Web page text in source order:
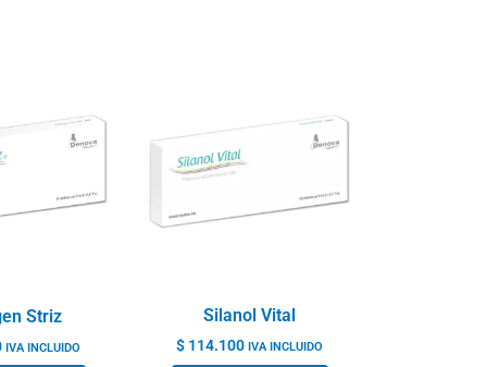
Striz
IVA INCLUIDO
Silanol Vital
$ 114.100 IVA INCLUIDO